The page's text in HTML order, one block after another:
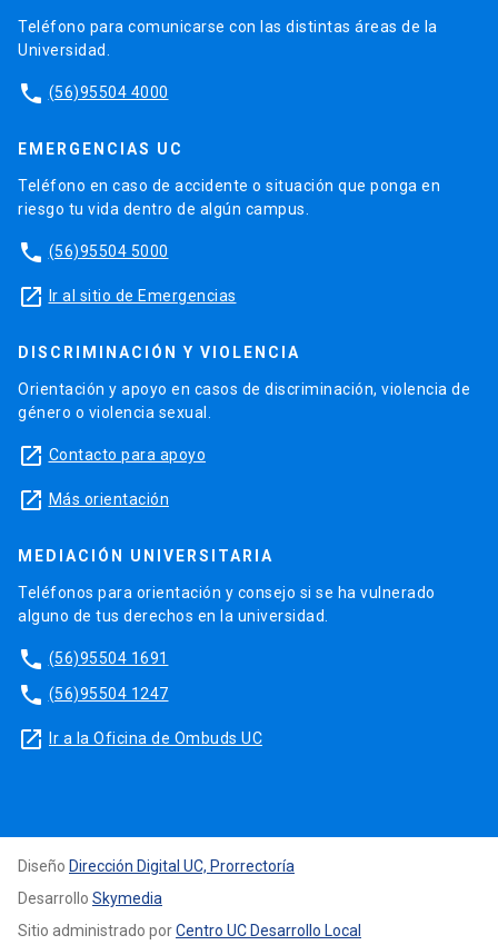
Teléfono para comunicarse con las distintas áreas de la
Universidad.
phone (56)95504 4000
EMERGENCIAS UC
Teléfono en caso de accidente o situación que ponga en
riesgo tu vida dentro de algún campus.
phone (56)95504 5000
launch Ir al sitio de Emergencias
DISCRIMINACIÓN Y VIOLENCIA
Orientación y apoyo en casos de discriminación, violencia de
género o violencia sexual.
launch Contacto para apoyo
launch Más orientación
MEDIACIÓN UNIVERSITARIA
Teléfonos para orientación y consejo si se ha vulnerado
alguno de tus derechos en la universidad.
phone (56)95504 1691
phone (56)95504 1247
launch Ir a la Oficina de Ombuds UC
Diseño Dirección Digital UC, Prorrectoría
Desarrollo Skymedia
Sitio administrado porCentro UC Desarrollo Local